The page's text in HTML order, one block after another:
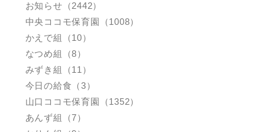
お知らせ（2442）
中央ココモ保育園（1008）
かえで組（10）
なつめ組（8）
みずき組（11）
今日の給食（3）
山口ココモ保育園（1352）
あんず組（7）